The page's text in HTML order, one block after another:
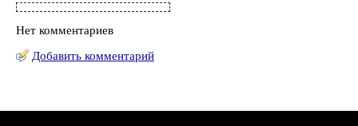
Нет комментариев
Добавить комментарий